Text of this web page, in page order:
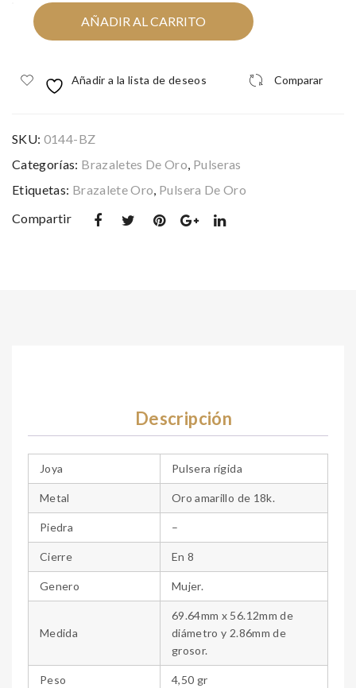
Brazalete
trenzado
AÑADIR AL CARRITO
Añadir a la lista de deseos Comparar
SKU: 0144-BZ
Categorías: Brazaletes De Oro, Pulseras
Etiquetas: Brazalete Oro, Pulsera De Oro
Compartir
Descripción
Joya Pulsera rígida
Metal Oro amarillo de 18k.
Piedra –
Cierre En 8
Genero Mujer.
Medida
69.64mm x 56.12mm de
diámetro y 2.86mm de
grosor.
Peso 4,50 gr